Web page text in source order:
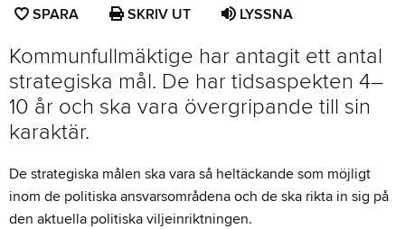
SPARA SPARA
SOM
FAVORIT
SKRIV UT LYSSNA
Kommunfullmäktige har antagit ett antal
strategiska mål. De har tidsaspekten 4–
10 år och ska vara övergripande till sin
karaktär.
De strategiska målen ska vara så heltäckande som möjligt
inom de politiska ansvarsområdena och de ska rikta in sig på
den aktuella politiska viljeinriktningen.